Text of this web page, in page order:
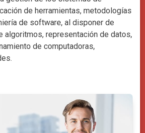
de herramientas, metodologías
de software, al disponer de
algoritmos, representación de datos,
de computadoras,